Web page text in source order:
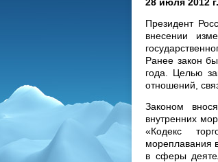
Президент
внесении
Ранее закон
года. Целью
отношений,
Законом
внутренних
«Кодекс
мореплавания
в сферы